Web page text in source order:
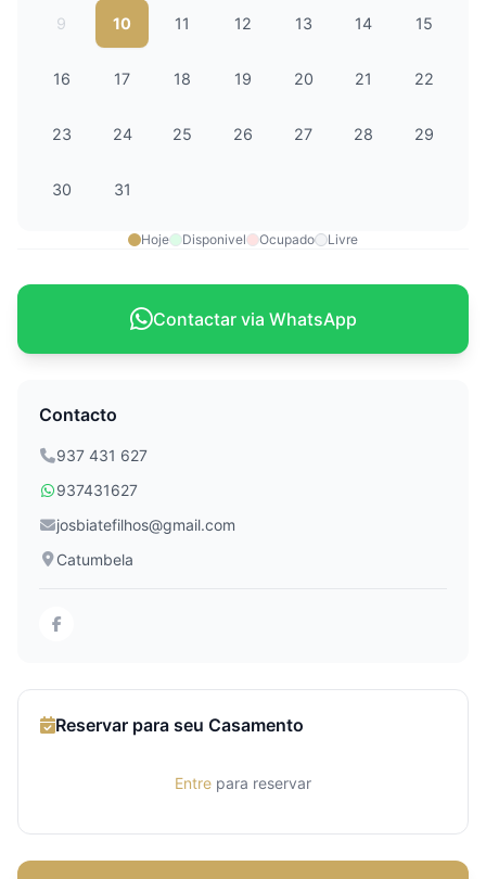
9 10 11 12 13 14 15
16 17 18 19 20 21 22
23 24 25 26 27 28 29
30 31
Hoje Disponivel Ocupado Livre
Contactar via WhatsApp
Contacto
937 431 627
937431627
josbiatefilhos@gmail.com
Catumbela
Reservar para seu Casamento
Entre para reservar